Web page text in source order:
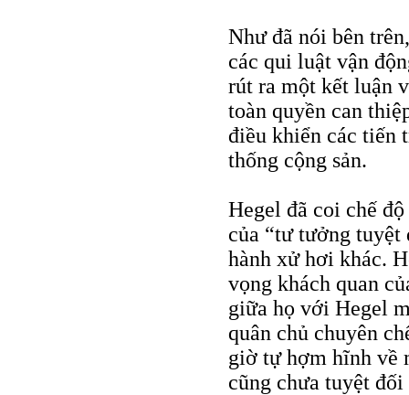
Như đã nói bên
các qui luật vận
rút ra một kết luận
toàn quyền can
điều khiển các tiến
thống cộng sản.
Hegel đã coi chế
của “tư tưởng tuyệt
hành xử hơi khác.
vọng khách quan
giữa họ với Hegel
quân chủ chuyên
giờ tự hợm hĩnh về
cũng chưa tuyệt đối